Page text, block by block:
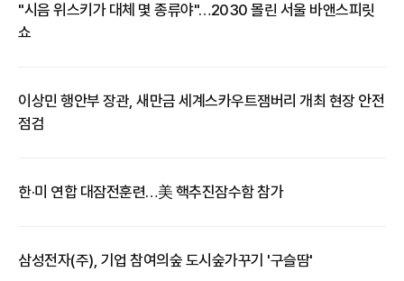
"시음 위스키가 대체 몇 종류야"…2030 몰린 서울 바앤스피릿
쇼
이상민 행안부 장관, 새만금 세계스카우트잼버리 개최 현장 안전
점검
​한·미 연합 대잠전훈련…美 핵추진잠수함 참가
삼성전자(주), 기업 참여의숲 도시숲가꾸기 '구슬땀'